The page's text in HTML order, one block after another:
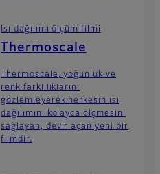
Isı dağılımı ölçüm filmi
Thermoscale
Thermoscale, yoğunluk ve
renk farklılıklarını
gözlemleyerek herkesin ısı
dağılımını kolayca ölçmesini
sağlayan, devir açan yeni bir
filmdir.